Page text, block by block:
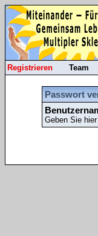
Registrieren Team
Passwort
Geben Sie